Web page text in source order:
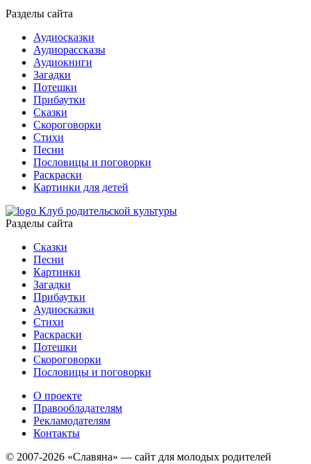
Разделы сайта
Аудиосказки
Аудиорассказы
Аудиокниги
Загадки
Потешки
Прибаутки
Сказки
Скороговорки
Стихи
Песни
Пословицы и поговорки
Раскраски
Картинки для детей
Клуб родительской культуры
Разделы сайта
Сказки
Песни
Картинки
Загадки
Прибаутки
Аудиосказки
Стихи
Раскраски
Потешки
Скороговорки
Пословицы и поговорки
О проекте
Правообладателям
Рекламодателям
Контакты
© 2007-2026 «Славяна» — сайт для молодых родителей